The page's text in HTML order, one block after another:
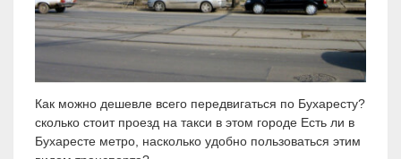
Как можно дешевле всего передвигаться по Бухаресту?
сколько стоит проезд на такси в этом городе Есть ли в
Бухаресте метро, насколько удобно пользоваться этим